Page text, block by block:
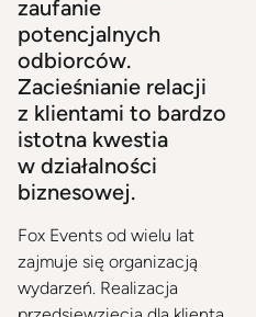
zaufanie
potencjalnych
odbiorców.
Zacieśnianie relacji
z klientami to bardzo
istotna kwestia
w działalności
biznesowej.
Fox Events od wielu lat
zajmuje się organizacją
wydarzeń. Realizacja